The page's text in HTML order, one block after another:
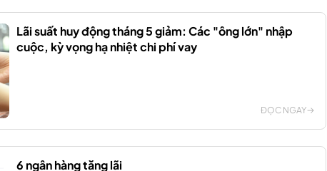
Lãi suất huy động tháng 5 giảm: Các "ông lớn" nhập
cuộc, kỳ vọng hạ nhiệt chi phí vay
ĐỌC NGAY
6 ngân hàng tăng lãi